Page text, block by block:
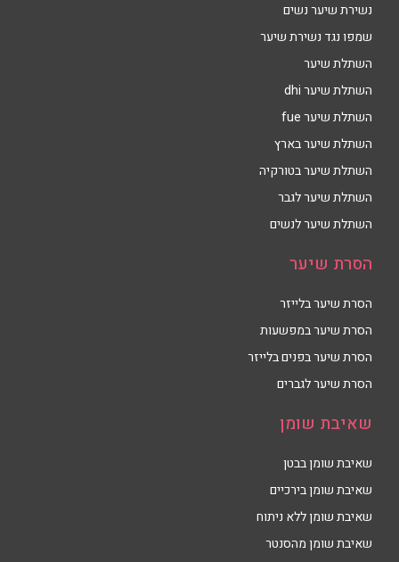
נשירת שיער נשים
שמפו נגד נשירת שיער
השתלת שיער
השתלת שיער dhi
השתלת שיער fue
השתלת שיער בארץ
השתלת שיער בטורקיה
השתלת שיער לגבר
השתלת שיער לנשים
הסרת שיער
הסרת שיער בלייזר
הסרת שיער במפשעות
הסרת שיער בפנים בלייזר
הסרת שיער לגברים
שאיבת שומן
שאיבת שומן בבטן
שאיבת שומן בירכיים
שאיבת שומן ללא ניתוח
שאיבת שומן מהסנטר